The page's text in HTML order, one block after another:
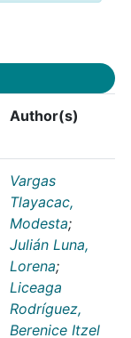
Author(s)
Vargas
Tlayacac,
Modesta;
Julián Luna,
Lorena;
Liceaga
Rodríguez,
Berenice Itzel